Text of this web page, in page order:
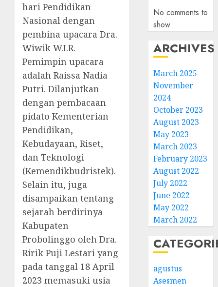
hari Pendidikan
Nasional dengan
pembina upacara Dra.
Wiwik W.I.R.
Pemimpin upacara
adalah Raissa Nadia
Putri. Dilanjutkan
dengan pembacaan
pidato Kementerian
Pendidikan,
Kebudayaan, Riset,
dan Teknologi
(Kemendikbudristek).
Selain itu, juga
disampaikan tentang
sejarah berdirinya
Kabupaten
Probolinggo oleh Dra.
Ririk Puji Lestari yang
pada tanggal 18 April
2023 memasuki usia
No comments to
show.
ARCHIVES
March 2025
November
2024
October 2023
August 2023
May 2023
March 2023
February 2023
August 2022
July 2022
June 2022
May 2022
March 2022
agustus
Asesmen